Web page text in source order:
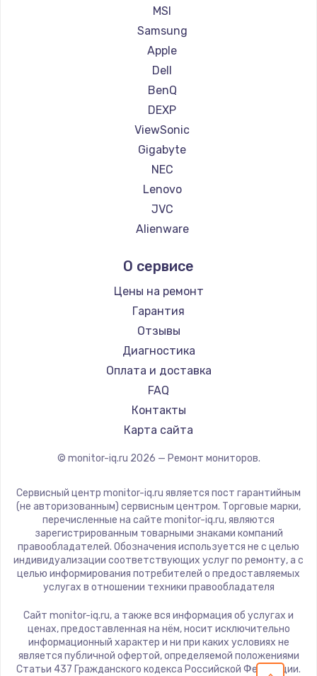
Заказать
Замена жесткого диска
500 руб.
Заказать
Ремонт цепей питания
2500 руб.
Заказать
Замена северного моста
1500 руб.
Заказать
Замена экрана
1100 руб.
Замена шлейфа матрицы
700 руб.
Заказать
Замена термопасты
Заказать
Замена оперативной памяти
300 руб.
Заказать
Замена микрофона
550 руб.
Заказать
Ремонт мониторов iru
Ремонт мониторов Titan Army
Ремонт мониторов iFFALCON
Ремонт мониторов Dahua
MSI
Samsung
Apple
Dell
BenQ
DEXP
ViewSonic
Gigabyte
NEC
Lenovo
JVC
Alienware
Thunderobot
Hisense
АОС
Ardor
Machenike
iru
Titan Army
iFFALCON
Dahua
О сервисе
Цены на ремонт
Гарантия
Отзывы
Диагностика
Оплата и доставка
FAQ
Контакты
Карта сайта
© monitor-iq.ru 2026 — Ремонт мониторов.
Сервисный центр monitor-iq.ru является пост гарантийным
(не авторизованным) сервисным центром. Торговые марки,
перечисленные на сайте monitor-iq.ru, являются
зарегистрированным товарными знаками компаний
правообладателей. Обозначения используется не с целью
индивидуализации соответствующих услуг по ремонту, а с
целью информирования потребителей о предоставляемых
услугах в отношении техники правообладателя
Сайт monitor-iq.ru, а также вся информация об услугах и
ценах, предоставленная на нём, носит исключительно
информационный характер и ни при каких условиях не
является публичной офертой, определяемой положениями
Статьи 437 Гражданского кодекса Российской Федерации.